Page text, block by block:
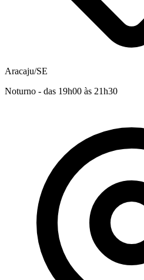
Aracaju/SE
Noturno - das 19h00 às 21h30